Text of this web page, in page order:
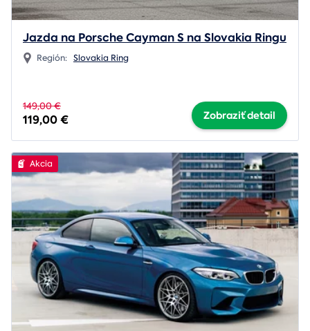
Jazda na Porsche Cayman S na Slovakia Ringu
Región: Slovakia Ring
149,00 €
119,00 € Zobraziť detail
Akcia